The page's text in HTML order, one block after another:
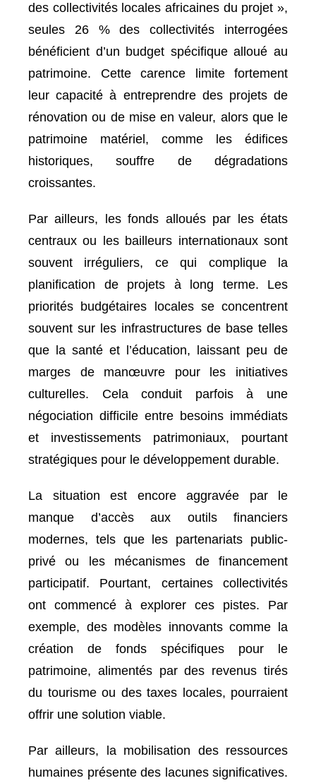
des collectivités locales africaines du projet »,
seules 26 % des collectivités interrogées
bénéficient d’un budget spécifique alloué au
patrimoine. Cette carence limite fortement
leur capacité à entreprendre des projets de
rénovation ou de mise en valeur, alors que le
patrimoine matériel, comme les édifices
historiques, souffre de dégradations
croissantes.
Par ailleurs, les fonds alloués par les états
centraux ou les bailleurs internationaux sont
souvent irréguliers, ce qui complique la
planification de projets à long terme. Les
priorités budgétaires locales se concentrent
souvent sur les infrastructures de base telles
que la santé et l’éducation, laissant peu de
marges de manœuvre pour les initiatives
culturelles. Cela conduit parfois à une
négociation difficile entre besoins immédiats
et investissements patrimoniaux, pourtant
stratégiques pour le développement durable.
La situation est encore aggravée par le
manque d’accès aux outils financiers
modernes, tels que les partenariats public-
privé ou les mécanismes de financement
participatif. Pourtant, certaines collectivités
ont commencé à explorer ces pistes. Par
exemple, des modèles innovants comme la
création de fonds spécifiques pour le
patrimoine, alimentés par des revenus tirés
du tourisme ou des taxes locales, pourraient
offrir une solution viable.
Par ailleurs, la mobilisation des ressources
humaines présente des lacunes significatives.